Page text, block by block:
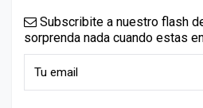
Subscribite a nuestro flash
sorprenda nada cuando estas